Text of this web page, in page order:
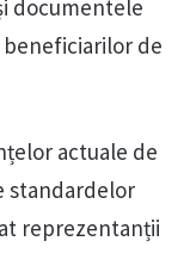
documentele
de
actuale de
standardelor
reprezentanții